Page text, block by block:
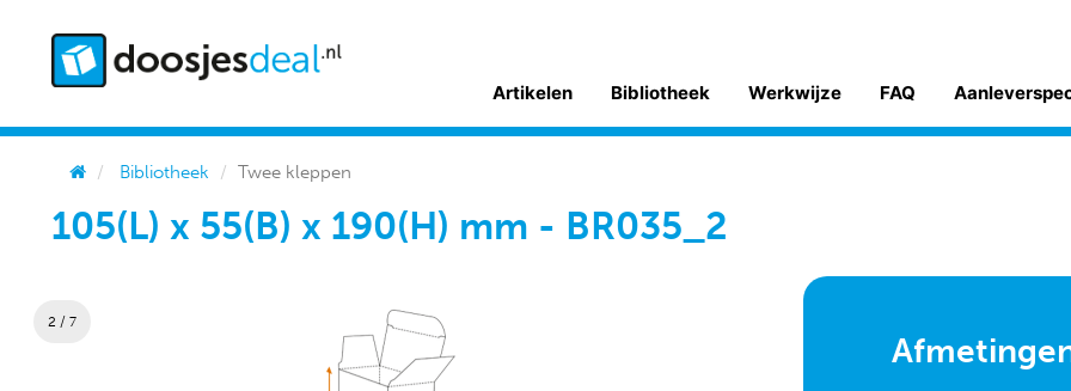
Artikelen Bibliotheek Werkwijze FAQ
Bibliotheek Twee kleppen
105(L) x 55(B) x 190(H) mm - BR035_2
2 / 7